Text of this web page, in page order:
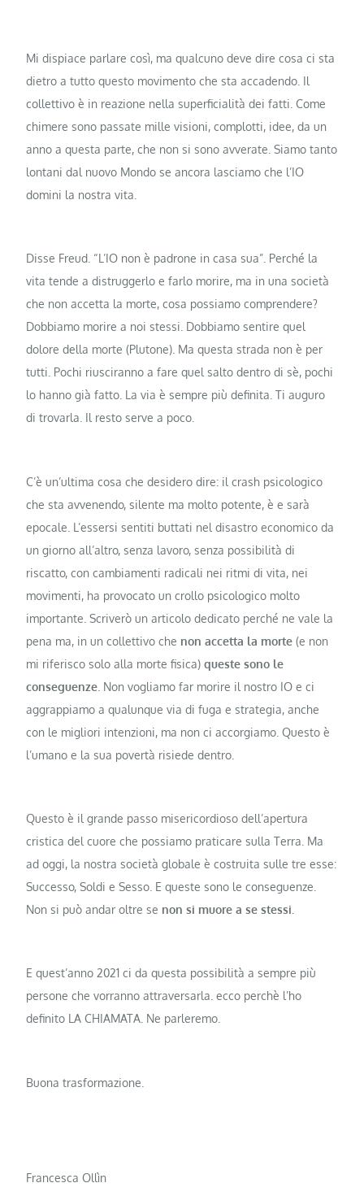
Mi dispiace parlare così, ma qualcuno deve dire cosa ci sta
dietro a tutto questo movimento che sta accadendo. Il
collettivo è in reazione nella superficialità dei fatti. Come
chimere sono passate mille visioni, complotti, idee, da un
anno a questa parte, che non si sono avverate. Siamo tanto
lontani dal nuovo Mondo se ancora lasciamo che l’IO
domini la nostra vita.
Disse Freud. “L’IO non è padrone in casa sua”. Perché la
vita tende a distruggerlo e farlo morire, ma in una società
che non accetta la morte, cosa possiamo comprendere?
Dobbiamo morire a noi stessi. Dobbiamo sentire quel
dolore della morte (Plutone). Ma questa strada non è per
tutti. Pochi riusciranno a fare quel salto dentro di sè, pochi
lo hanno già fatto. La via è sempre più definita. Ti auguro
di trovarla. Il resto serve a poco.
C’è un’ultima cosa che desidero dire: il crash psicologico
che sta avvenendo, silente ma molto potente, è e sarà
epocale. L’essersi sentiti buttati nel disastro economico da
un giorno all’altro, senza lavoro, senza possibilità di
riscatto, con cambiamenti radicali nei ritmi di vita, nei
movimenti, ha provocato un crollo psicologico molto
importante. Scriverò un articolo dedicato perché ne vale la
pena ma, in un collettivo che non accetta la morte (e non
mi riferisco solo alla morte fisica)queste sono le
conseguenze . Non vogliamo far morire il nostro IO e ci
aggrappiamo a qualunque via di fuga e strategia, anche
con le migliori intenzioni, ma non ci accorgiamo. Questo è
l’umano e la sua povertà risiede dentro.
Questo è il grande passo misericordioso dell’apertura
cristica del cuore che possiamo praticare sulla Terra. Ma
ad oggi, la nostra società globale è costruita sulle tre esse:
Successo, Soldi e Sesso. E queste sono le conseguenze.
Non si può andar oltre se non si muore a se stessi.
E quest’anno 2021 ci da questa possibilità a sempre più
persone che vorranno attraversarla. ecco perchè l’ho
definito LA CHIAMATA. Ne parleremo.
Buona trasformazione.
Francesca Ollìn